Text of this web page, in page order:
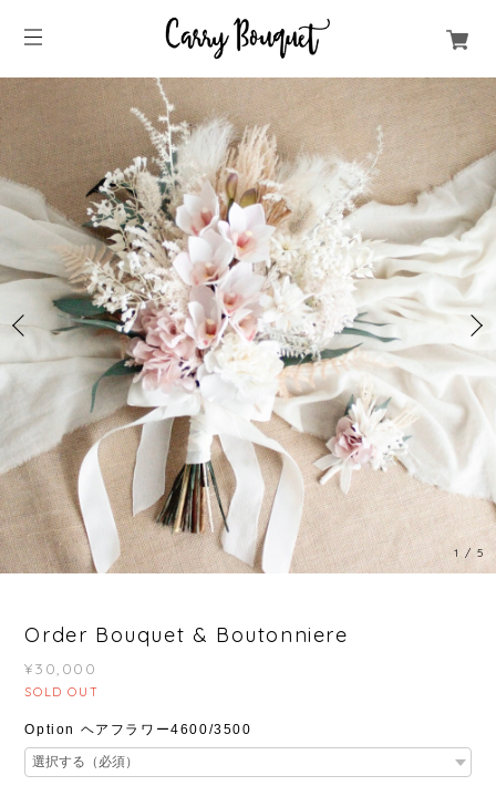
1 /5
Order Bouquet & Boutonniere
¥30,000
SOLD OUT
Option ヘアフラワー4600/3500